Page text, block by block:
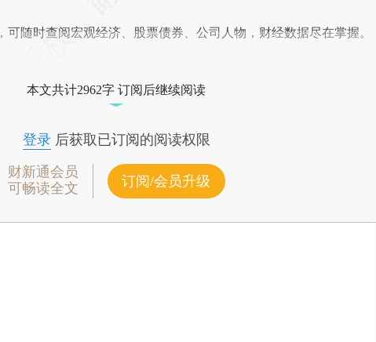
，可随时查阅宏观经济、股票债券、公司人物，财经数据尽在掌握。
本文共计2962字 订阅后继续阅读
登录后获取已订阅的阅读权限
财新通会员
可畅读全文
订阅/会员升级